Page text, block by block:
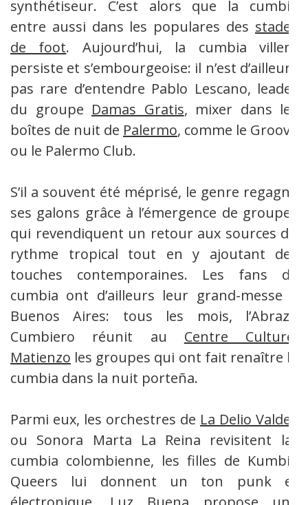
synthétiseur. C’est alors que la cumbia
entre aussi dans les populares des stades
de foot. Aujourd’hui, la cumbia villera
persiste et s’embourgeoise: il n’est d’ailleurs
pas rare d’entendre Pablo Lescano, leader
du groupe Damas Gratis, mixer dans les
boîtes de nuit de Palermo, comme le Groove
ou le Palermo Club.
S’il a souvent été méprisé, le genre regagne
ses galons grâce à l’émergence de groupes
qui revendiquent un retour aux sources du
rythme tropical tout en y ajoutant des
touches contemporaines. Les fans de
cumbia ont d’ailleurs leur grand-messe à
Buenos Aires: tous les mois, l’Abrazo
Cumbiero réunit au Centre Culturel
Matienzo les groupes qui ont fait renaître la
cumbia dans la nuit porteña.
Parmi eux, les orchestres de La Delio Valdez
ou Sonora Marta La Reina revisitent la
cumbia colombienne, les filles de Kumbia
Queers lui donnent un ton punk et